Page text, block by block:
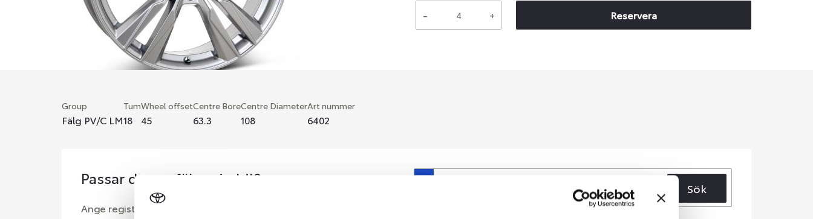
- + Reservera
Group
Fälg PV/C LM
Tum
18
Wheel offset
45
Centre Bore
63.3
Centre Diameter
108
Art nummer
6402
Passar denna fälg min bil?
Ange registreringsnummer för att se om den fälg du valt passar din
Sök